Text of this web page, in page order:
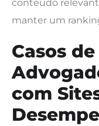
conteúdo
manter um
Casos
com